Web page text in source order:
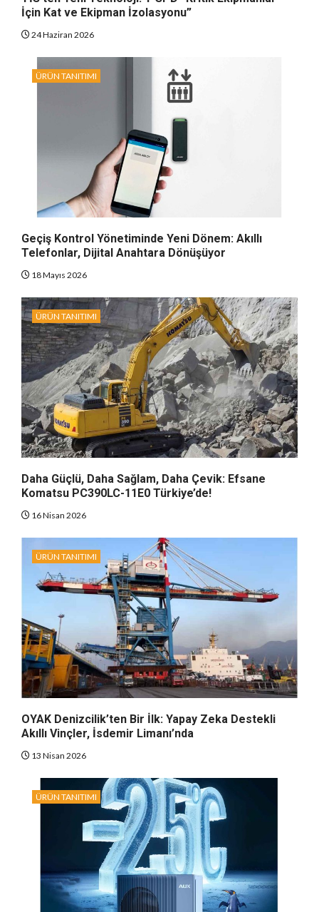
İçin Kat ve Ekipman İzolasyonu”
24 Haziran 2026
ÜRÜN TANITIMI
Geçiş Kontrol Yönetiminde Yeni Dönem: Akıllı
Telefonlar, Dijital Anahtara Dönüşüyor
18 Mayıs 2026
ÜRÜN TANITIMI
Daha Güçlü, Daha Sağlam, Daha Çevik: Efsane
Komatsu PC390LC-11E0 Türkiye’de!
16 Nisan 2026
ÜRÜN TANITIMI
OYAK Denizcilik’ten Bir İlk: Yapay Zeka Destekli
Akıllı Vinçler, İsdemir Limanı’nda
13 Nisan 2026
ÜRÜN TANITIMI